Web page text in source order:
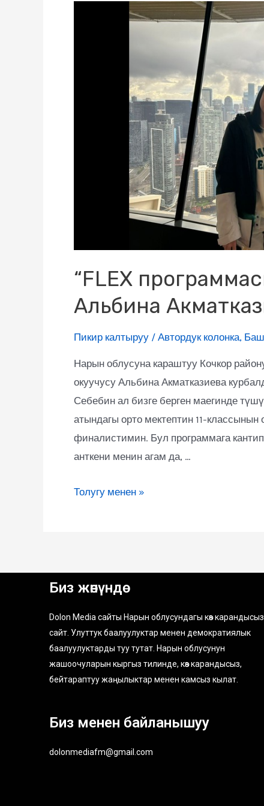
“FLEX
Альбина
Пикир калтыруу / Автордук колонка,
Нарын облусуна караштуу Кочкор
окуучусу Альбина Акматказиева
Себебин ал бизге берген маегинде
атындагы орто мектептин 11-
финалистимин. Бул программага
анткени менин агам да, …
Толугу менен »
Биз жөнүндө
Dolon Media сайты Нарын облусундагы көз карандысыз
сайт. Улуттук баалуулуктар менен демократиялык
баалуулуктарды туу тутат. Нарын облусунун
жашоочуларын кыргыз тилинде, көз карандысыз,
бейтараптуу жаңылыктар менен камсыз кылат.
Биз менен байланышуу
dolonmediafm@gmail.com